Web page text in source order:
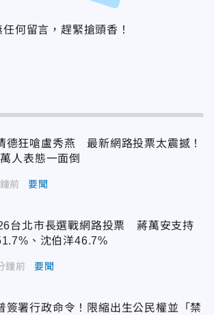
任何留言，趕緊搶頭香！
德狂嗆盧秀燕 最新網路投票太震撼！
人表態一面倒
前 要聞
台北市長選戰網路投票 蔣萬安支持
、沈伯洋46.7%
鐘前 要聞
簽署行政命令！限縮出生公民權並「禁